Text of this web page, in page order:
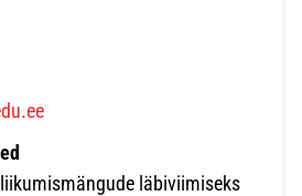
läbiviimiseks